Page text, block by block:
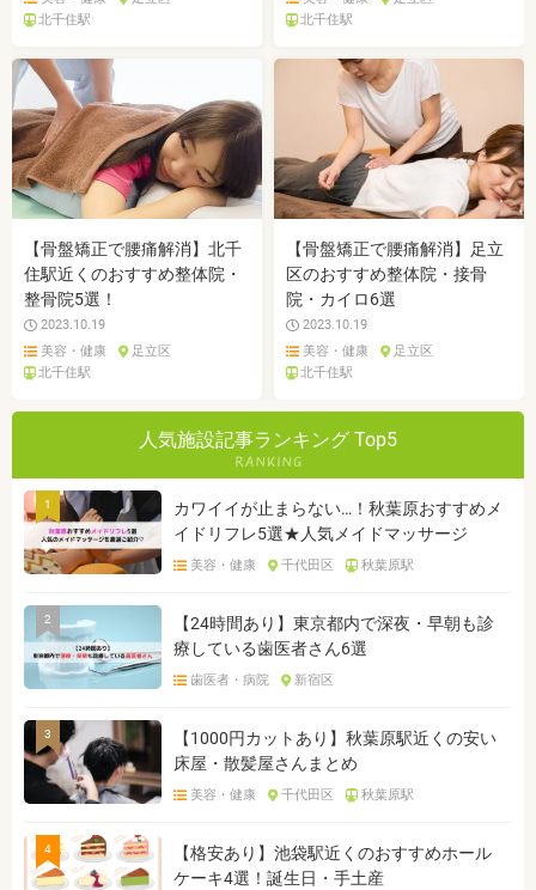
北千住駅
北千住駅
【骨盤矯正で腰痛解消】北千
住駅近くのおすすめ整体院・
整骨院5選！
2023.10.19
美容・健康
足立区
北千住駅
【骨盤矯正で腰痛解消】足立
区のおすすめ整体院・接骨
院・カイロ6選
2023.10.19
美容・健康
足立区
北千住駅
人気施設記事ランキング Top5
1
カワイイが止まらない…！秋葉原おすすめメ
イドリフレ5選★人気メイドマッサージ
美容・健康 千代田区 秋葉原駅
2
【24時間あり】東京都内で深夜・早朝も診
療している歯医者さん6選
歯医者・病院 新宿区
3
【1000円カットあり】秋葉原駅近くの安い
床屋・散髪屋さんまとめ
美容・健康 千代田区 秋葉原駅
4
【格安あり】池袋駅近くのおすすめホール
ケーキ4選！誕生日・手土産